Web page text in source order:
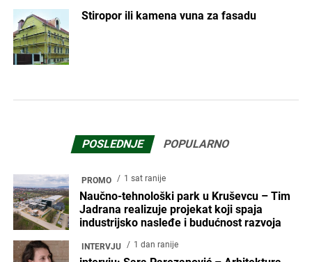
Stiropor ili kamena vuna za fasadu
POSLEDNJE POPULARNO
PROMO 1 sat ranije
Naučno-tehnološki park u Kruševcu – Tim
Jadrana realizuje projekat koji spaja
industrijsko nasleđe i budućnost razvoja
INTERVJU 1 dan ranije